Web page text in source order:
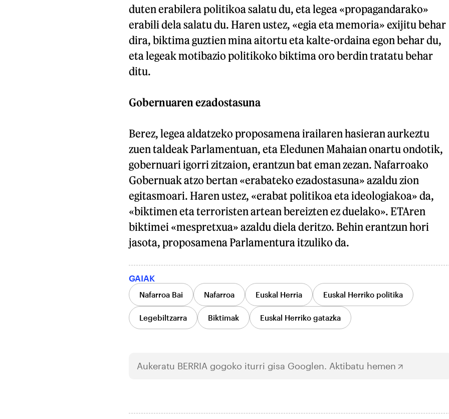
duten erabilera politikoa salatu du, eta legea «propagandarako»
erabili dela salatu du. Haren ustez, «egia eta memoria» exijitu behar
dira, biktima guztien mina aitortu eta kalte-ordaina egon behar du,
eta legeak motibazio politikoko biktima oro berdin tratatu behar
ditu.
Gobernuaren ezadostasuna
Berez, legea aldatzeko proposamena irailaren hasieran aurkeztu
zuen taldeak Parlamentuan, eta Eledunen Mahaian onartu ondotik,
gobernuari igorri zitzaion, erantzun bat eman zezan. Nafarroako
Gobernuak atzo bertan «erabateko ezadostasuna» azaldu zion
egitasmoari. Haren ustez, «erabat politikoa eta ideologiakoa» da,
«biktimen eta terroristen artean bereizten ez duelako». ETAren
biktimei «mespretxua» azaldu diela deritzo. Behin erantzun hori
jasota, proposamena Parlamentura itzuliko da.
GAIAK
Nafarroa Bai Nafarroa Euskal Herria Euskal Herriko politika
Legebiltzarra Biktimak Euskal Herriko gatazka
Aukeratu BERRIA gogoko iturri gisa Googlen. Aktibatu hemen